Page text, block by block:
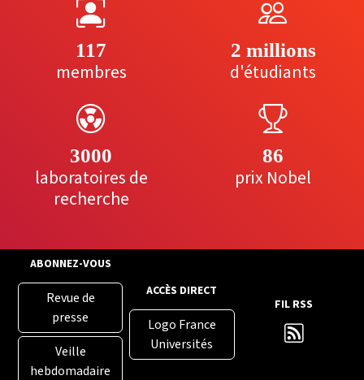
117
membres
2 millions
d'étudiants
3000
laboratoires de
recherche
86
prix Nobel
ABONNEZ-VOUS
Revue de
presse
Veille
hebdomadaire
ACCÈS DIRECT
Logo France
Universités
FIL RSS